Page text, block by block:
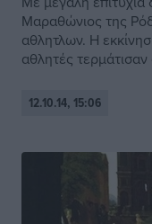
Μαραθώνιος της
αθλητλων. Η
αθλητές
12.10.14, 15:06